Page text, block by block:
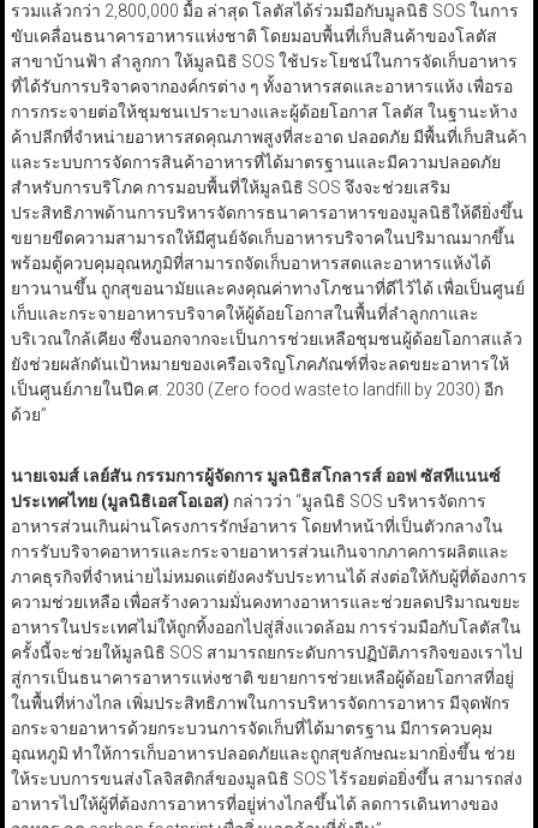
รวมแล้วกว่า 2,800,000 มื้อ ล่าสุด โลตัสได้ร่วมมือกับมูลนิธิ SOS ในการ
ขับเคลื่อนธนาคารอาหารแห่งชาติ โดยมอบพื้นที่เก็บสินค้าของโลตัส
สาขาบ้านฟ้า ลำลูกกา ให้มูลนิธิ SOS ใช้ประโยชน์ในการจัดเก็บอาหาร
ที่ได้รับการบริจาคจากองค์กรต่าง ๆ ทั้งอาหารสดและอาหารแห้ง เพื่อรอ
การกระจายต่อให้ชุมชนเปราะบางและผู้ด้อยโอกาส โลตัส ในฐานะห้าง
ค้าปลีกที่จำหน่ายอาหารสดคุณภาพสูงที่สะอาด ปลอดภัย มีพื้นที่เก็บสินค้า
และระบบการจัดการสินค้าอาหารที่ได้มาตรฐานและมีความปลอดภัย
สำหรับการบริโภค การมอบพื้นที่ให้มูลนิธิ SOS จึงจะช่วยเสริม
ประสิทธิภาพด้านการบริหารจัดการธนาคารอาหารของมูลนิธิให้ดียิ่งขึ้น
ขยายขีดความสามารถให้มีศูนย์จัดเก็บอาหารบริจาคในปริมาณมากขึ้น
พร้อมตู้ควบคุมอุณหภูมิที่สามารถจัดเก็บอาหารสดและอาหารแห้งได้
ยาวนานขึ้น ถูกสุขอนามัยและคงคุณค่าทางโภชนาที่ดีไว้ได้ เพื่อเป็นศูนย์
เก็บและกระจายอาหารบริจาคให้ผู้ด้อยโอกาสในพื้นที่ลำลูกกาและ
บริเวณใกล้เคียง ซึ่งนอกจากจะเป็นการช่วยเหลือชุมชนผู้ด้อยโอกาสแล้ว
ยังช่วยผลักดันเป้าหมายของเครือเจริญโภคภัณฑ์ที่จะลดขยะอาหารให้
เป็นศูนย์ภายในปีค.ศ. 2030 (Zero food waste to landfill by 2030) อีก
ด้วย”
นายเจมส์ เลย์สัน กรรมการผู้จัดการ มูลนิธิสโกลารส์ ออฟ ซัสทีแนนซ์
ประเทศไทย (มูลนิธิเอสโอเอส) กล่าวว่า “มูลนิธิ SOS บริหารจัดการ
อาหารส่วนเกินผ่านโครงการรักษ์อาหาร โดยทำหน้าที่เป็นตัวกลางใน
การรับบริจาคอาหารและกระจายอาหารส่วนเกินจากภาคการผลิตและ
ภาคธุรกิจที่จำหน่ายไม่หมดแต่ยังคงรับประทานได้ ส่งต่อให้กับผู้ที่ต้องการ
ความช่วยเหลือ เพื่อสร้างความมั่นคงทางอาหารและช่วยลดปริมาณขยะ
อาหารในประเทศไม่ให้ถูกทิ้งออกไปสู่สิ่งแวดล้อม การร่วมมือกับโลตัสใน
ครั้งนี้จะช่วยให้มูลนิธิ SOS สามารถยกระดับการปฏิบัติภารกิจของเราไป
สู่การเป็นธนาคารอาหารแห่งชาติ ขยายการช่วยเหลือผู้ด้อยโอกาสที่อยู่
ในพื้นที่ห่างไกล เพิ่มประสิทธิภาพในการบริหารจัดการอาหาร มีจุดพักร
อกระจายอาหารด้วยกระบวนการจัดเก็บที่ได้มาตรฐาน มีการควบคุม
อุณหภูมิ ทำให้การเก็บอาหารปลอดภัยและถูกสุขลักษณะมากยิ่งขึ้น ช่วย
ให้ระบบการขนส่งโลจิสติกส์ของมูลนิธิ SOS ไร้รอยต่อยิ่งขึ้น สามารถส่ง
อาหารไปให้ผู้ที่ต้องการอาหารที่อยู่ห่างไกลขึ้นได้ ลดการเดินทางของ